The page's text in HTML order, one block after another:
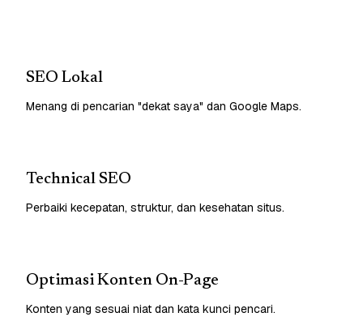
SEO Lokal
Menang di pencarian "dekat saya" dan Google Maps.
Technical SEO
Perbaiki kecepatan, struktur, dan kesehatan situs.
Optimasi Konten On-Page
Konten yang sesuai niat dan kata kunci pencari.